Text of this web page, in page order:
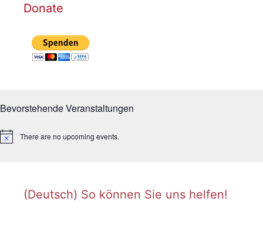
Donate
Bevorstehende Veranstaltungen
Notice There are no upcoming events.
(Deutsch) So können Sie uns helfen!